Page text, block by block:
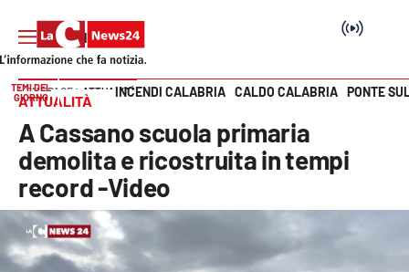
SEZIONI
Cronaca
Politica
Vai
TEMI DEL
GIORNO
INCENDI CALABRIA CALDO CALABRIA PONTE
HOME PAGE ATTUALITÀ
ATTUALITÀ
A Cassano scuola primaria
demolita e ricostruita in tempi
record -Video